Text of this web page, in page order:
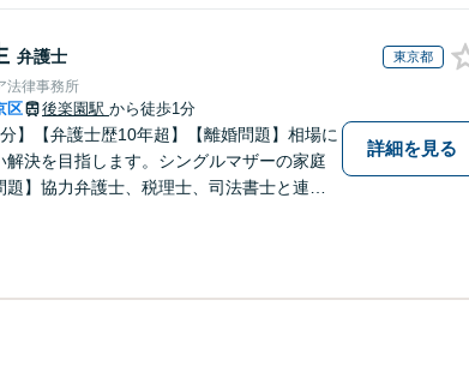
弁護士 東京都
法律事務所
区 後楽園駅 から徒歩1分
分】【弁護士歴10年超】【離婚問題】相場に
解決を目指します。シングルマザーの家庭
】協力弁護士、税理士、司法書士と連携
詳細を見る